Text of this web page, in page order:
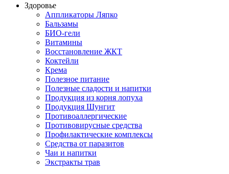
Здоровье
Аппликаторы Ляпко
Бальзамы
БИО-гели
Витамины
Восстановление ЖКТ
Коктейли
Крема
Полезное питание
Полезные сладости и напитки
Продукция из корня лопуха
Продукция Шунгит
Противоаллергические
Противовирусные средства
Профилактические комплексы
Средства от паразитов
Чаи и напитки
Экстракты трав